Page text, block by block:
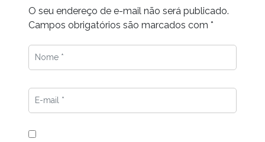
O seu endereço de e-mail não será publicado.
Campos obrigatórios são marcados com *